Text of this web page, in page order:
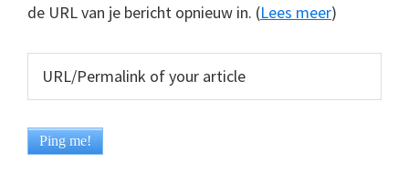
de URL van je bericht opnieuw in. (Lees meer)